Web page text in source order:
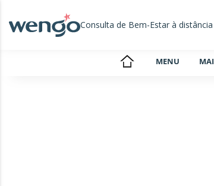
Consulta de Bem-Estar à distância
MENU